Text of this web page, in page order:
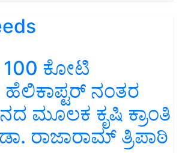
ಕೋಟಿ
ನಂತರ
ಮೂಲಕ ಕೃಷಿ ಕ್ರಾಂತಿ
ರಾಜಾರಾಮ್ ತ್ರಿಪಾಠಿ